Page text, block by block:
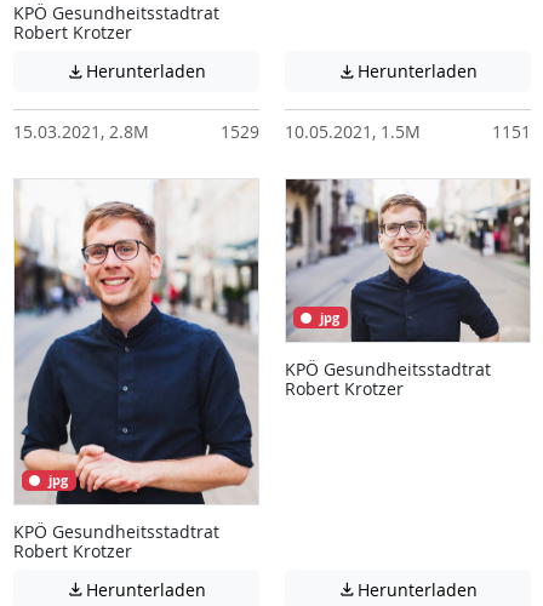
KPÖ Gesundheitsstadtrat
Robert Krotzer
 Herunterladen Achtung: Diese Datei enthält unter
15.03.2021, 2.8M 1529
 Herunterladen
10.05.2021, 1.5M 1151
jpg
KPÖ Gesundheitsstadtrat
Robert Krotzer
 Herunterladen Achtung: Diese Datei enthält unter
jpg
KPÖ Gesundheitsstadtrat
Robert Krotzer
 Herunterladen